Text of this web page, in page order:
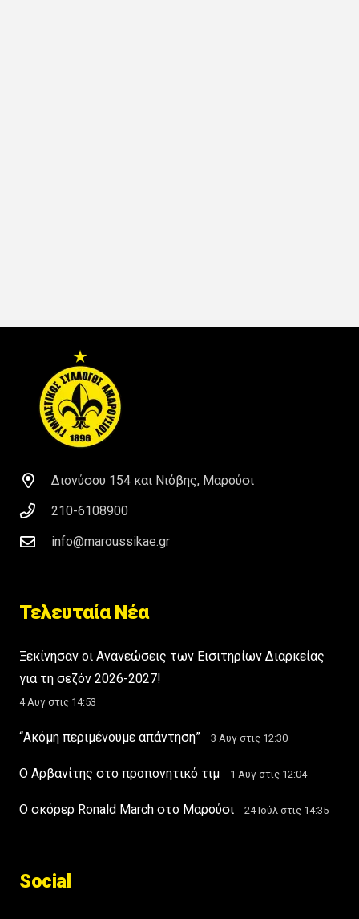
Διονύσου 154 και Νιόβης, Μαρούσι
210-6108900
info@maroussikae.gr
Τελευταία Νέα
Ξεκίνησαν οι Ανανεώσεις των Εισιτηρίων Διαρκείας
για τη σεζόν 2026-2027!
4 Αυγ στις 14:53
“Ακόμη περιμένουμε απάντηση” 3 Αυγ στις 12:30
Ο Αρβανίτης στο προπονητικό τιμ 1 Αυγ στις 12:04
Ο σκόρερ Ronald March στο Μαρούσι 24 Ιούλ στις 14:35
Social